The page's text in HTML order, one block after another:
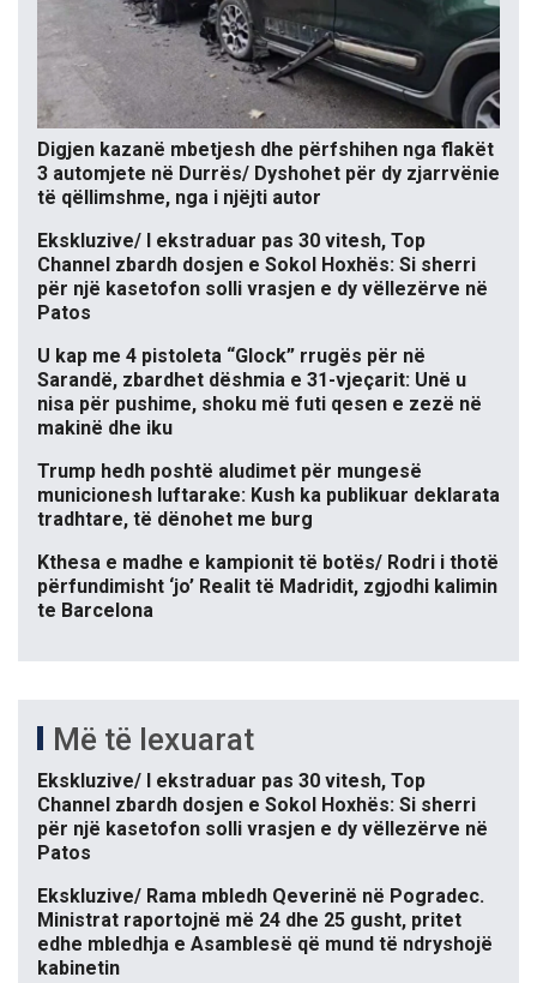
Digjen kazanë mbetjesh dhe përfshihen nga flakët
3 automjete në Durrës/ Dyshohet për dy zjarrvënie
të qëllimshme, nga i njëjti autor
Ekskluzive/ I ekstraduar pas 30 vitesh, Top
Channel zbardh dosjen e Sokol Hoxhës: Si sherri
për një kasetofon solli vrasjen e dy vëllezërve në
Patos
U kap me 4 pistoleta “Glock” rrugës për në
Sarandë, zbardhet dëshmia e 31-vjeçarit: Unë u
nisa për pushime, shoku më futi qesen e zezë në
makinë dhe iku
Trump hedh poshtë aludimet për mungesë
municionesh luftarake: Kush ka publikuar deklarata
tradhtare, të dënohet me burg
Kthesa e madhe e kampionit të botës/ Rodri i thotë
përfundimisht ‘jo’ Realit të Madridit, zgjodhi kalimin
te Barcelona
Më të lexuarat
Ekskluzive/ I ekstraduar pas 30 vitesh, Top
Channel zbardh dosjen e Sokol Hoxhës: Si sherri
për një kasetofon solli vrasjen e dy vëllezërve në
Patos
Ekskluzive/ Rama mbledh Qeverinë në Pogradec.
Ministrat raportojnë më 24 dhe 25 gusht, pritet
edhe mbledhja e Asamblesë që mund të ndryshojë
kabinetin